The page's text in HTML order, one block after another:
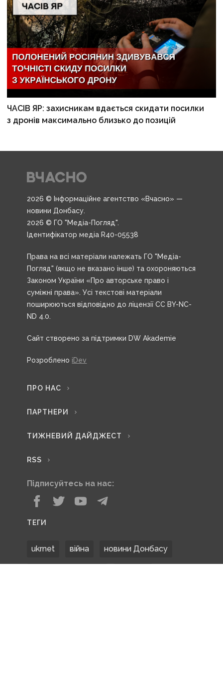
ЧАСІВ ЯР: захисникам вдається скидати посилки
з дронів максимально близько до позицій
2026 © Інформаційне агентство «Вчасно» —
новини Донбасу.
2026 © ГО "Медіа-Погляд".
Ідентифікатор медіа R40-05538
Права на всі матеріали належать ГО "Медіа-
Погляд" (якщо не вказано інше) та охороняються
Законом України «Про авторське право і
суміжні права». Усі текстові матеріали
поширюються відповідно до ліцензії CC BY-NC-
ND 4.0.
Сайт створено за підтримки DW Akademie
Розроблено iDev
ПРО НАС
ПАРТНЕРИ
ТИЖНЕВИЙ ДАЙДЖЕСТ
RSS
Підписуйтесь на нас:
ТЕГИ
ukrnet війна новини Донбасу